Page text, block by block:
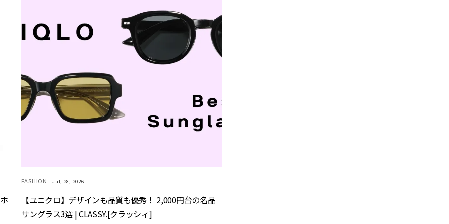
FASHION Jul, 28, 2026
【ユニクロ】デザインも品質も優秀！ 2,000円台の名品
サングラス3選 | CLASSY.[クラッシィ]